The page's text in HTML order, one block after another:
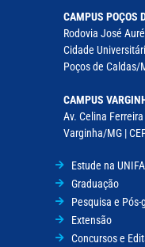
CAMPUS POÇOS
Rodovia José
Cidade
Poços de Caldas/
CAMPUS
Av. Celina
Varginha/MG |
Estude na
Graduação
Pesquisa e
Extensão
Concursos e